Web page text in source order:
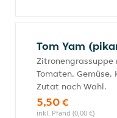
Tom Yam
Zitronengrassuppe
Tomaten, Gemüse,
Zutat nach Wahl.
5,50 €
inkl. Pfand (0,00 €)